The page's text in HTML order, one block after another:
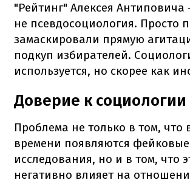
"Рейтинг" Алексея Антиповича
не псевдосоциология. Просто
замаскировали прямую
подкуп избирателей.
используется, но скорее как
Доверие к социологии
Проблема не только в том, что
времени появляются фейковые
исследования, но и в том, что
негативно влияет на